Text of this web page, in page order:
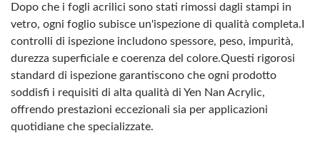
Dopo che i fogli acrilici sono stati rimossi dagli stampi in
vetro, ogni foglio subisce un'ispezione di qualità completa.I
controlli di ispezione includono spessore, peso, impurità,
durezza superficiale e coerenza del colore.Questi rigorosi
standard di ispezione garantiscono che ogni prodotto
soddisfi i requisiti di alta qualità di Yen Nan Acrylic,
offrendo prestazioni eccezionali sia per applicazioni
quotidiane che specializzate.